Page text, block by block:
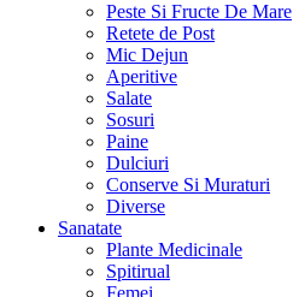
Peste Si Fructe De Mare
Retete de Post
Mic Dejun
Aperitive
Salate
Sosuri
Paine
Dulciuri
Conserve Si Muraturi
Diverse
Sanatate
Plante Medicinale
Spitirual
Femei